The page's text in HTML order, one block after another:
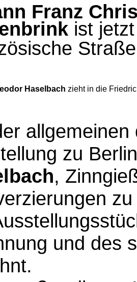
Franz
ist
Haselbach zieht in die
zu
,
und des